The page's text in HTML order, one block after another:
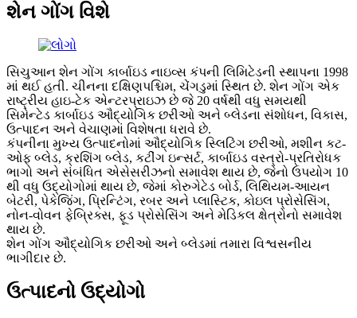
શેન ગોંગ વિશે
સિચુઆન શેન ગોંગ કાર્બાઇડ નાઇવ્સ કંપની લિમિટેડની સ્થાપના 1998
માં થઈ હતી. ચીનના દક્ષિણપશ્ચિમ, ચેંગડુમાં સ્થિત છે. શેન ગોંગ એક
રાષ્ટ્રીય હાઇ-ટેક એન્ટરપ્રાઇઝ છે જે 20 વર્ષથી વધુ સમયથી
સિમેન્ટેડ કાર્બાઇડ ઔદ્યોગિક છરીઓ અને બ્લેડના સંશોધન, વિકાસ,
ઉત્પાદન અને વેચાણમાં વિશેષતા ધરાવે છે.
કંપનીના મુખ્ય ઉત્પાદનોમાં ઔદ્યોગિક સ્લિટિંગ છરીઓ, મશીન કટ-
ઓફ બ્લેડ, ક્રશિંગ બ્લેડ, કટીંગ ઇન્સર્ટ, કાર્બાઇડ વસ્ત્રો-પ્રતિરોધક
ભાગો અને સંબંધિત એસેસરીઝનો સમાવેશ થાય છે, જેનો ઉપયોગ 10
થી વધુ ઉદ્યોગોમાં થાય છે, જેમાં કોરુગેટેડ બોર્ડ, લિથિયમ-આયન
બેટરી, પેકેજિંગ, પ્રિન્ટિંગ, રબર અને પ્લાસ્ટિક, કોઇલ પ્રોસેસિંગ,
નોન-વોવન ફેબ્રિક્સ, ફૂડ પ્રોસેસિંગ અને મેડિકલ ક્ષેત્રોનો સમાવેશ
થાય છે.
શેન ગોંગ ઔદ્યોગિક છરીઓ અને બ્લેડમાં તમારા વિશ્વસનીય
ભાગીદાર છે.
ઉત્પાદનો ઉદ્યોગો